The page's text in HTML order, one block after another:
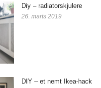
Diy – radiatorskjulere
26. marts 2019
DIY – et nemt Ikea-hack